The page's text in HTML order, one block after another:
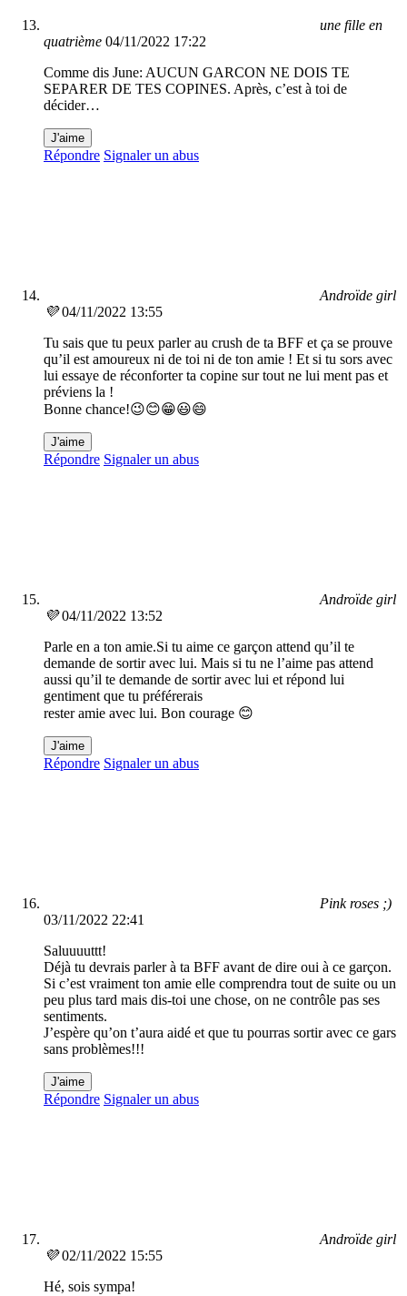
une fille en
quatrième 04/11/2022 17:22
Comme dis June: AUCUN GARCON NE DOIS TE
SEPARER DE TES COPINES. Après, c’est à toi de
décider…
J'aime
Répondre Signaler un abus
Androïde girl
💜 04/11/2022 13:55
Tu sais que tu peux parler au crush de ta BFF et ça se prouve
qu’il est amoureux ni de toi ni de ton amie ! Et si tu sors avec
lui essaye de réconforter ta copine sur tout ne lui ment pas et
préviens la !
Bonne chance!😉😊😁😃😄
J'aime
Répondre Signaler un abus
Androïde girl
💜 04/11/2022 13:52
Parle en a ton amie.Si tu aime ce garçon attend qu’il te
demande de sortir avec lui. Mais si tu ne l’aime pas attend
aussi qu’il te demande de sortir avec lui et répond lui
gentiment que tu préférerais
rester amie avec lui. Bon courage 😊
J'aime
Répondre Signaler un abus
Pink roses ;)
03/11/2022 22:41
Saluuuuttt!
Déjà tu devrais parler à ta BFF avant de dire oui à ce garçon.
Si c’est vraiment ton amie elle comprendra tout de suite ou un
peu plus tard mais dis-toi une chose, on ne contrôle pas ses
sentiments.
J’espère qu’on t’aura aidé et que tu pourras sortir avec ce gars
sans problèmes!!!
J'aime
Répondre Signaler un abus
Androïde girl
💜 02/11/2022 15:55
Hé, sois sympa!